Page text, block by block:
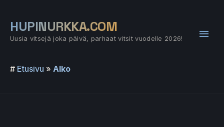
sisältöön
HUPINURKKA.COM
Uusia vitsejä joka päivä, parhaat vitsit vuodelle 2026!
# Etusivu » Alko